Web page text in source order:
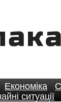
Економіка
ситуації